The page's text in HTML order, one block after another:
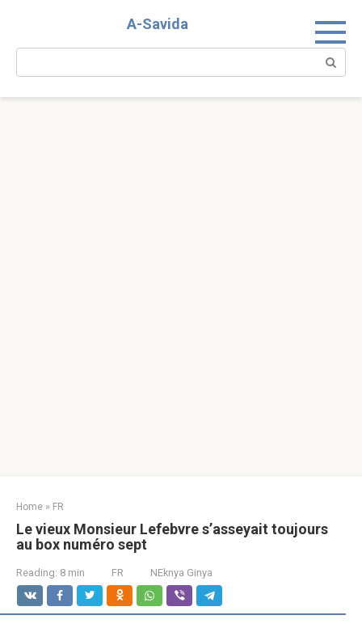
A-Savida
Search:
Home » FR
Le vieux Monsieur Lefebvre s’asseyait toujours
au box numéro sept
Reading: 8 min FR NEknya Ginya